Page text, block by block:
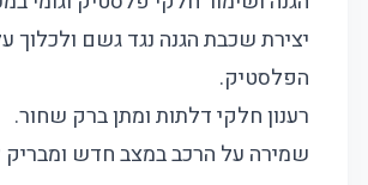
יצירת שכבת הגנה נגד גשם ולכלוך
הפלסטיק.
רענון חלקי דלתות ומתן ברק שחור.
שמירה על הרכב במצב חדש ומבריק